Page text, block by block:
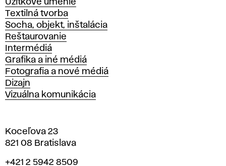
Úžitkové umenie
Textilná tvorba
Socha, objekt, inštalácia
Reštaurovanie
Intermédiá
Grafika a iné médiá
Fotografia a nové médiá
Dizajn
Vizuálna komunikácia
Koceľova 23
821 08 Bratislava
Telefón
+421 2 5942 8509